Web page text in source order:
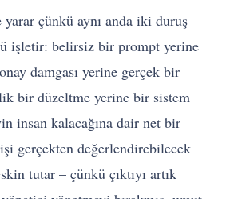
çünkü aynı anda iki duruş
işletir: belirsiz bir prompt yerine
damgası yerine gerçek bir
bir düzeltme yerine bir sistem
insan kalacağına dair net bir
gerçekten değerlendirebilecek
tutar – çünkü çıktıyı artık